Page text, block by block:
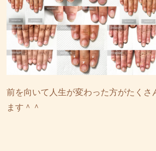
前を向いて人生が変わった方がたくさ
ます＾＾